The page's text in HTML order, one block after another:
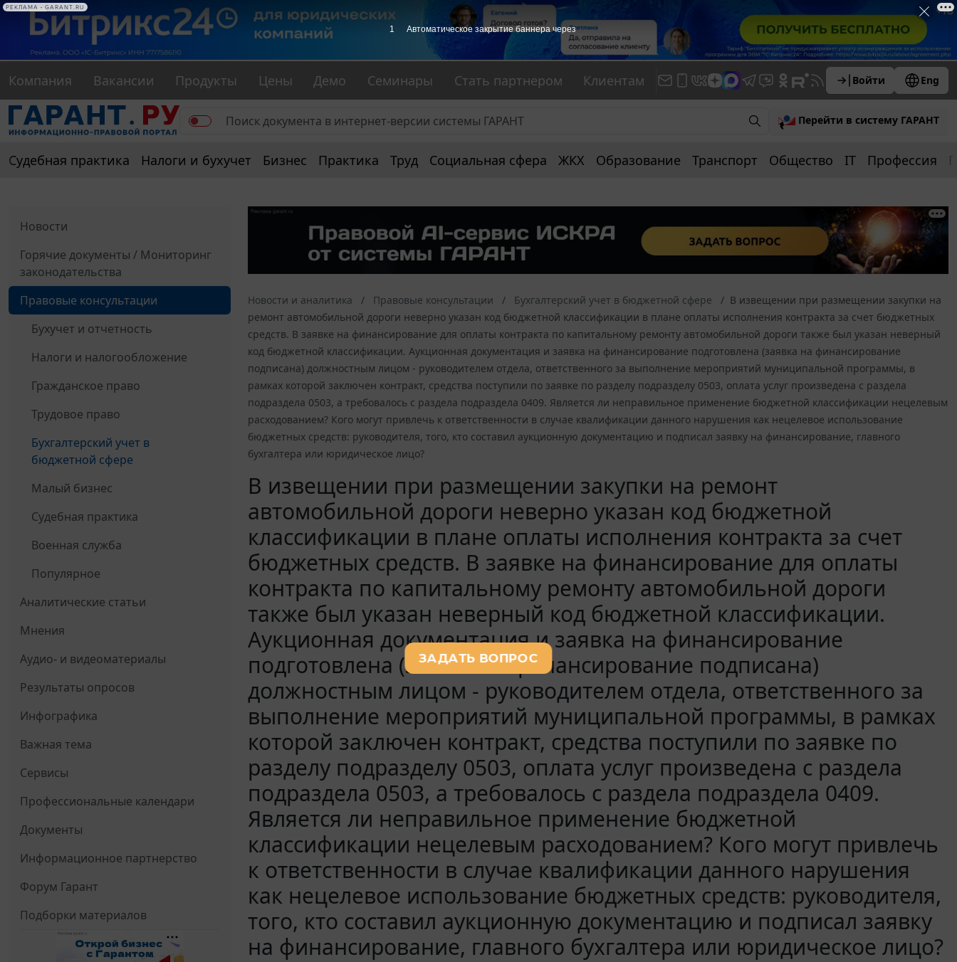
Компания Вакансии Продукты Цены Демо Семинары Стать партнером Клиентам Войти Eng
Перейти в систему ГАРАНТ
Судебная практика Налоги и бухучет Бизнес Практика Труд Социальная сфера ЖКХ Образование Транспорт Общество IT Профессия
Новости
Горячие документы / Мониторинг
законодательства
Правовые консультации
Бухучет и отчетность
Налоги и налогообложение
Гражданское право
Трудовое право
Бухгалтерский учет в
бюджетной сфере
Малый бизнес
Судебная практика
Военная служба
Популярное
Аналитические статьи
Мнения
Аудио- и видеоматериалы
Результаты опросов
Инфографика
Важная тема
Сервисы
Профессиональные календари
Документы
Информационное партнерство
Форум Гарант
Подборки материалов
Новости и аналитика Правовые консультации Бухгалтерский учет в бюджетной сфере
В извещении при размещении закупки на
ремонт автомобильной дороги неверно указан код бюджетной классификации в плане оплаты исполнения контракта за счет бюджетных
средств. В заявке на финансирование для оплаты контракта по капитальному ремонту автомобильной дороги также был указан неверный
код бюджетной классификации. Аукционная документация и заявка на финансирование подготовлена (заявка на финансирование
подписана) должностным лицом - руководителем отдела, ответственного за выполнение мероприятий муниципальной программы, в
рамках которой заключен контракт, средства поступили по заявке по разделу подразделу 0503, оплата услуг произведена с раздела
подраздела 0503, а требовалось с раздела подраздела 0409. Является ли неправильное применение бюджетной классификации нецелевым
расходованием? Кого могут привлечь к ответственности в случае квалификации данного нарушения как нецелевое использование
бюджетных средств: руководителя, того, кто составил аукционную документацию и подписал заявку на финансирование, главного
бухгалтера или юридическое лицо?
В извещении при размещении закупки на ремонт
автомобильной дороги неверно указан код бюджетной
классификации в плане оплаты исполнения контракта за счет
бюджетных средств. В заявке на финансирование для оплаты
контракта по капитальному ремонту автомобильной дороги
также был указан неверный код бюджетной классификации.
Аукционная документация и заявка на финансирование
подготовлена (заявка на финансирование подписана)
должностным лицом - руководителем отдела, ответственного за
выполнение мероприятий муниципальной программы, в рамках
которой заключен контракт, средства поступили по заявке по
разделу подразделу 0503, оплата услуг произведена с раздела
подраздела 0503, а требовалось с раздела подраздела 0409.
Является ли неправильное применение бюджетной
классификации нецелевым расходованием? Кого могут привлечь
к ответственности в случае квалификации данного нарушения
как нецелевое использование бюджетных средств: руководителя,
того, кто составил аукционную документацию и подписал заявку
на финансирование, главного бухгалтера или юридическое лицо?
1 Автоматическое закрытие баннера через
РЕКЛАМА • GARANT.RU